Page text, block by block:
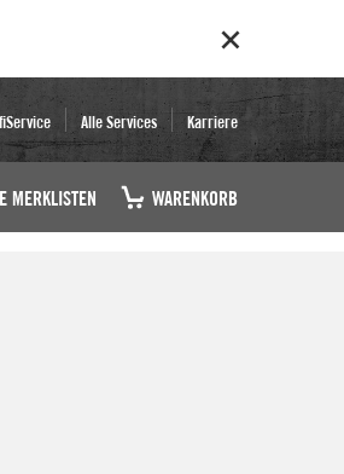
Alle Services Karriere
MERKLISTEN WARENKORB